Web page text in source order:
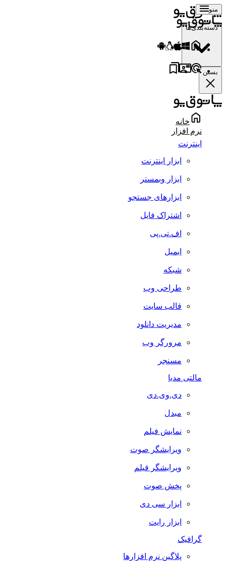
منو
دسته‌بندی‌ها
بستن
خانه
نرم افزار
اینترنت
ابزار اینترنت
ابزار وبمستر
ابزارهای جستجو
اشتراک فایل
اف.تی.پی
ایمیل
شبکه
طراحی وب
قالب سایت
مدیریت دانلود
مرورگر وب
مسنجر
مالتی مدیا
دی.وی.دی
مبدل
نمایش فیلم
ویرایشگر صوت
ویرایشگر فیلم
پخش صوت
ابزار سی دی
ابزار رایت
گرافیک
پلاگین نرم افزارها